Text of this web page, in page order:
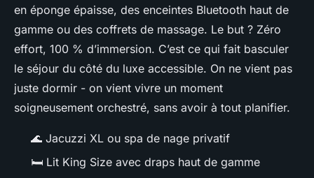
en éponge épaisse, des enceintes Bluetooth haut de
gamme ou des coffrets de massage. Le but ? Zéro
effort, 100 % d’immersion. C’est ce qui fait basculer
le séjour du côté du luxe accessible. On ne vient pas
juste dormir - on vient vivre un moment
soigneusement orchestré, sans avoir à tout planifier.
🌊 Jacuzzi XL ou spa de nage privatif
🛏️ Lit King Size avec draps haut de gamme